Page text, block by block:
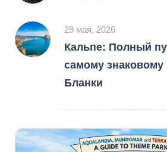
29 мая, 2026
Кальпе: Полный
самому знаковому
Бланки